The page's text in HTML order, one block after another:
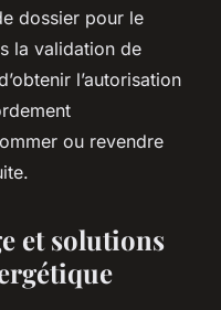
dossier pour le
la validation de
l’autorisation
ou revendre
et solutions